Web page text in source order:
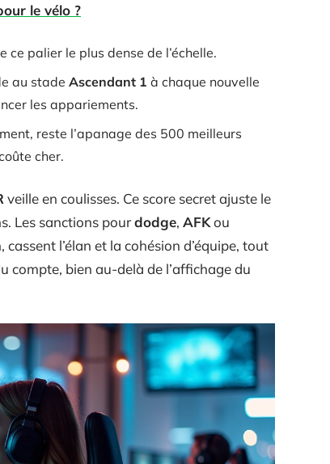
le vélo ?
ce palier le plus dense de l’échelle.
au stade Ascendant 1 à chaque nouvelle
les appariements.
reste l’apanage des 500 meilleurs
cher.
veille en coulisses. Ce score secret ajuste le
Les sanctions pourdodge, AFKou
l’élan et la cohésion d’équipe, tout
compte, bien au-delà de l’affichage du